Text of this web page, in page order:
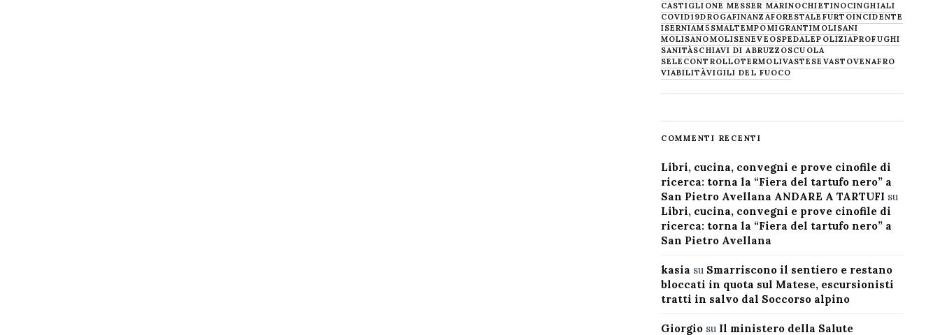
CASTIGLIONE MESSER MARINOCHIETINOCINGHIALI
COVID19DROGAFINANZAFORESTALE FURTOINCIDENTE
ISERNIAM5SMALTEMPOMIGRANTIMOLISANI
MOLISANOMOLISENEVE OSPEDALEPOLIZIAPROFUGHI
SANITÀSCHIAVI DI ABRUZZOSCUOLA
SELECONTROLLOTERMOLIVASTESE VASTOVENAFRO
VIABILITÀVIGILI DEL FUOCO
COMMENTI RECENTI
Libri, cucina, convegni e prove cinofile di
ricerca: torna la “Fiera del tartufo nero” a
San Pietro Avellana ANDARE A TARTUFI su
Libri, cucina, convegni e prove cinofile di
ricerca: torna la “Fiera del tartufo nero” a
San Pietro Avellana
kasia su Smarriscono il sentiero e restano
bloccati in quota sul Matese, escursionisti
tratti in salvo dal Soccorso alpino
Giorgiosu Il ministero della Salute